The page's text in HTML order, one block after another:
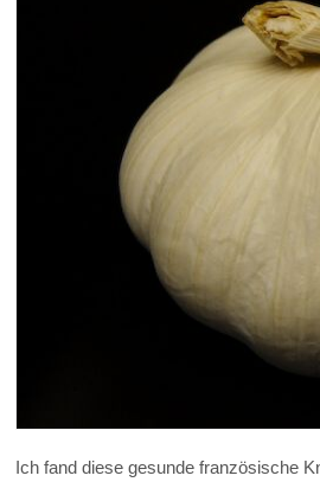
Ich fand diese gesunde französische